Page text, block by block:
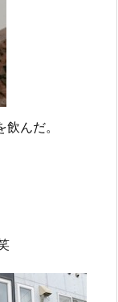
飲んだ。